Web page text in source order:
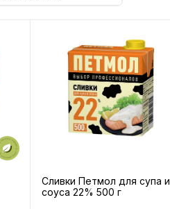
Сливки Петмол для супа и
соуса 22% 500 г